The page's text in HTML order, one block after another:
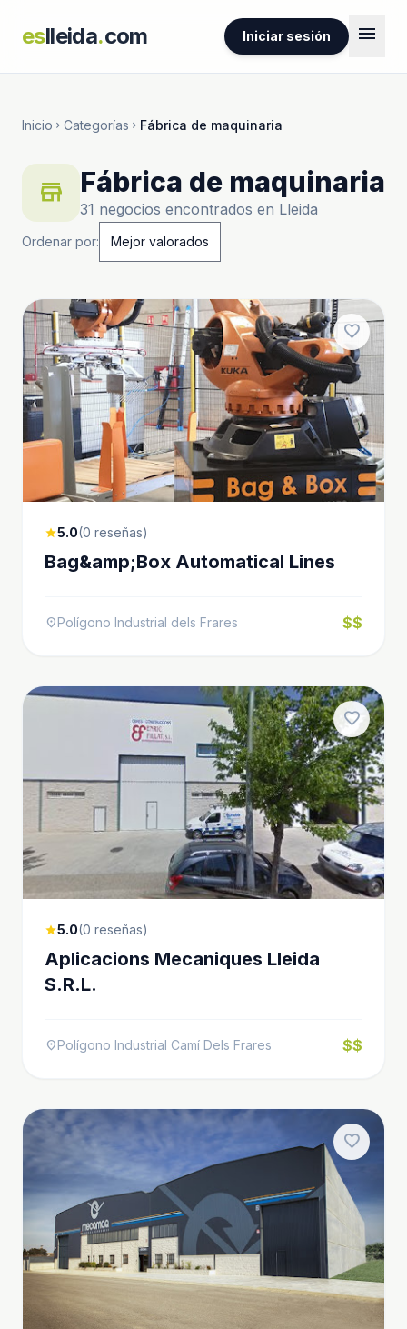
eslleida.com Iniciar sesión menu
Inicio chevron_right Categorías chevron_right Fábrica de maquinaria
store Fábrica de maquinaria
31 negocios encontrados en Lleida
Ordenar por:
favorite
star5.0(0 reseñas)
Bag&amp;Box Automatical Lines
location_onPolígono Industrial dels Frares $$
favorite
star5.0(0 reseñas)
Aplicacions Mecaniques Lleida
S.R.L.
location_onPolígono Industrial Camí Dels Frares $$
favorite